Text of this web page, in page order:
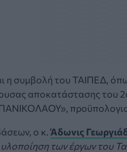
η συμβολή του ΤΑΙΠΕΔ,
αποκατάστασης του
ο κ.Άδωνις
των έργων του